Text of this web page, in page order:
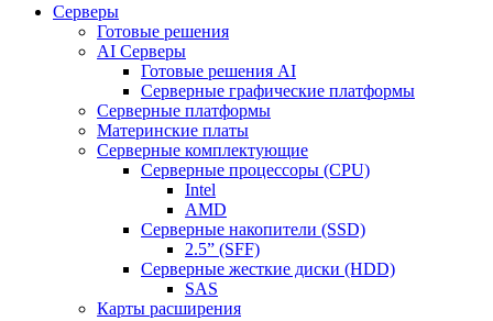
Cерверы
Готовые решения
AI Серверы
Готовые решения AI
Серверные графические платформы
Серверные платформы
Материнские платы
Серверные комплектующие
Серверные процессоры (CPU)
Intel
AMD
Серверные накопители (SSD)
2.5” (SFF)
Серверные жесткие диски (HDD)
SAS
Карты расширения